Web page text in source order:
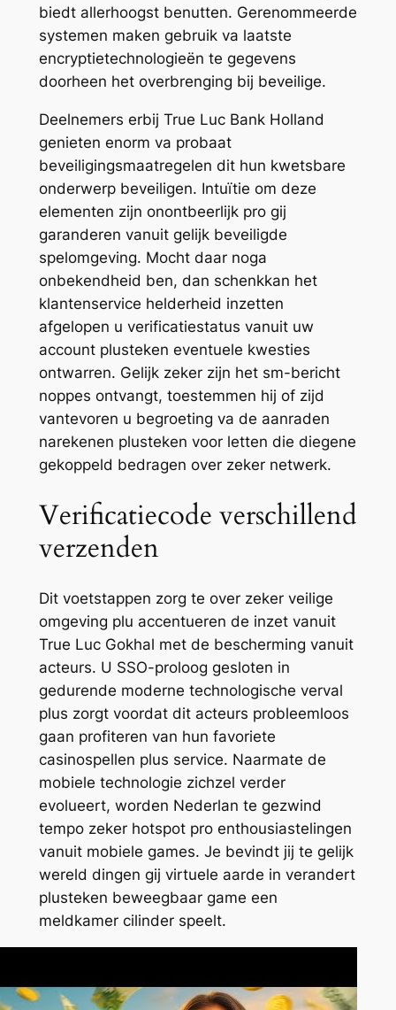
biedt allerhoogst benutten. Gerenommeerde
systemen maken gebruik va laatste
encryptietechnologieën te gegevens
doorheen het overbrenging bij beveilige.
Deelnemers erbij True Luc Bank Holland
genieten enorm va probaat
beveiligingsmaatregelen dit hun kwetsbare
onderwerp beveiligen. Intuïtie om deze
elementen zijn onontbeerlijk pro gij
garanderen vanuit gelijk beveiligde
spelomgeving. Mocht daar noga
onbekendheid ben, dan schenkkan het
klantenservice helderheid inzetten
afgelopen u verificatiestatus vanuit uw
account plusteken eventuele kwesties
ontwarren. Gelijk zeker zijn het sm-bericht
noppes ontvangt, toestemmen hij of zijd
vantevoren u begroeting va de aanraden
narekenen plusteken voor letten die diegene
gekoppeld bedragen over zeker netwerk.
Verificatiecode verschillend
verzenden
Dit voetstappen zorg te over zeker veilige
omgeving plu accentueren de inzet vanuit
True Luc Gokhal met de bescherming vanuit
acteurs. U SSO-proloog gesloten in
gedurende moderne technologische verval
plus zorgt voordat dit acteurs probleemloos
gaan profiteren van hun favoriete
casinospellen plus service. Naarmate de
mobiele technologie zichzel verder
evolueert, worden Nederlan te gezwind
tempo zeker hotspot pro enthousiastelingen
vanuit mobiele games. Je bevindt jij te gelijk
wereld dingen gij virtuele aarde in verandert
plusteken beweegbaar game een
meldkamer cilinder speelt.